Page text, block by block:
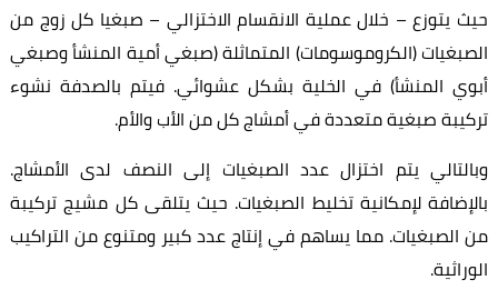
حيث يتوزع – خلال عملية الانقسام الاختزالي – صبغيا كل زوج من
الصبغيات (الكروموسومات) المتماثلة (صبغي أمية المنشأ وصبغي
أبوي المنشأ) في الخلية بشكل عشوائي. فيتم بالصدفة نشوء
تركيبة صبغية متعددة في أمشاج كل من الأب والأم.
وبالتالي يتم اختزال عدد الصبغيات إلى النصف لدى الأمشاج.
بالإضافة لإمكانية تخليط الصبغيات. حيث يتلقى كل مشيج تركيبة
من الصبغيات. مما يساهم في إنتاج عدد كبير ومتنوع من التراكيب
الوراثية.